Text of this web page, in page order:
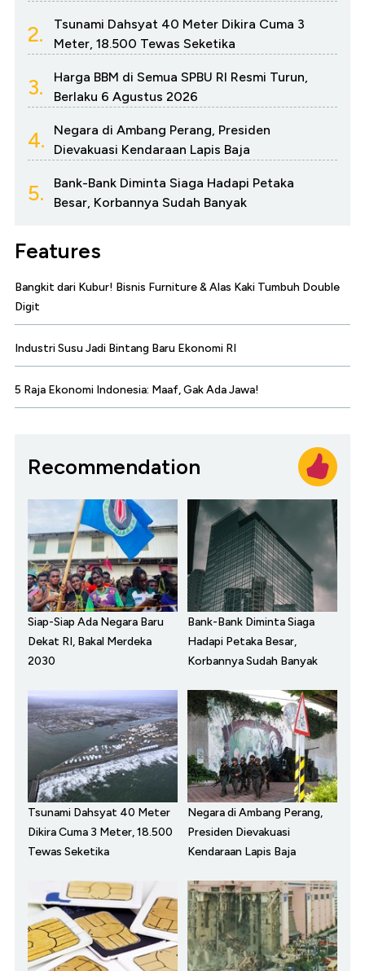
2.
Tsunami Dahsyat 40 Meter Dikira Cuma 3
Meter, 18.500 Tewas Seketika
3.
Harga BBM di Semua SPBU RI Resmi Turun,
Berlaku 6 Agustus 2026
4.
Negara di Ambang Perang, Presiden
Dievakuasi Kendaraan Lapis Baja
5.
Bank-Bank Diminta Siaga Hadapi Petaka
Besar, Korbannya Sudah Banyak
Features
Bangkit dari Kubur! Bisnis Furniture & Alas Kaki Tumbuh Double
Digit
Industri Susu Jadi Bintang Baru Ekonomi RI
5 Raja Ekonomi Indonesia: Maaf, Gak Ada Jawa!
Recommendation
Siap-Siap Ada Negara Baru
Dekat RI, Bakal Merdeka
2030
Bank-Bank Diminta Siaga
Hadapi Petaka Besar,
Korbannya Sudah Banyak
Tsunami Dahsyat 40 Meter
Dikira Cuma 3 Meter, 18.500
Tewas Seketika
Negara di Ambang Perang,
Presiden Dievakuasi
Kendaraan Lapis Baja